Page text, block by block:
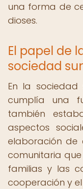
una forma de
dioses.
El papel de
sociedad
En la
cumplía una
también
aspectos
elaboración de
comunitaria
familias y las
cooperación y